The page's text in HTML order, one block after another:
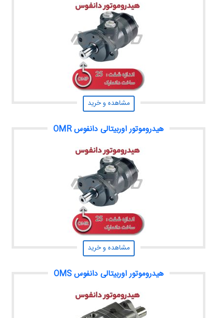
مشاهده و خرید
هیدروموتور اوربیتالی دانفوس OMR
مشاهده و خرید
هیدروموتور اوربیتالی دانفوس OMS